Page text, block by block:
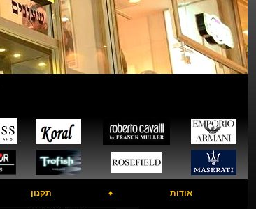
אודות ♦ תקנון